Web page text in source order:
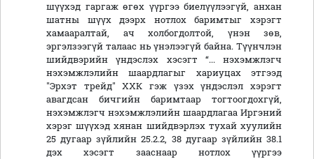
шүүхэд гаргаж өгөх үүргээ биелүүлээгүй, анхан
шатны шүүх дээрх нотлох баримтыг хэрэгт
хамааралтай, ач холбогдолтой, үнэн зөв,
эргэлзээгүй талаас нь үнэлээгүй байна. Түүнчлэн
шийдвэрийн үндэслэх хэсэгт “... нэхэмжлэгч
нэхэмжлэлийн шаардлагыг хариуцах этгээд
"Эрхэт трейд" ХХК гэж үзэх үндэслэл хэрэгт
авагдсан бичгийн баримтаар тогтоогдохгүй,
нэхэмжлэгч нэхэмжлэлийн шаардлагаа Иргэний
хэрэг шүүхэд хянан шийдвэрлэх тухай хуулийн
25 дугаар зүйлийн 25.2.2, 38 дугаар зүйлийн 38.1
дэх хэсэгт зааснаар нотлох үүргээ